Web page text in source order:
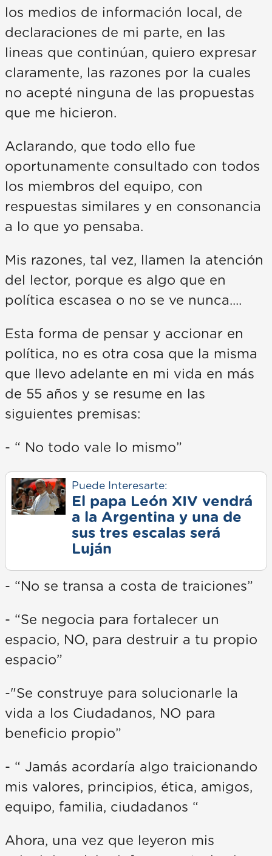
los medios de información local, de
declaraciones de mi parte, en las
lineas que continúan, quiero expresar
claramente, las razones por la cuales
no acepté ninguna de las propuestas
que me hicieron.
Aclarando, que todo ello fue
oportunamente consultado con todos
los miembros del equipo, con
respuestas similares y en consonancia
a lo que yo pensaba.
Mis razones, tal vez, llamen la atención
del lector, porque es algo que en
política escasea o no se ve nunca....
Esta forma de pensar y accionar en
política, no es otra cosa que la misma
que llevo adelante en mi vida en más
de 55 años y se resume en las
siguientes premisas:
- “ No todo vale lo mismo”
Puede Interesarte:
El papa León XIV vendrá
a la Argentina y una de
sus tres escalas será
Luján
- “No se transa a costa de traiciones”
- “Se negocia para fortalecer un
espacio, NO, para destruir a tu propio
espacio”
-"Se construye para solucionarle la
vida a los Ciudadanos, NO para
beneficio propio”
- “ Jamás acordaría algo traicionando
mis valores, principios, ética, amigos,
equipo, familia, ciudadanos “
Ahora, una vez que leyeron mis